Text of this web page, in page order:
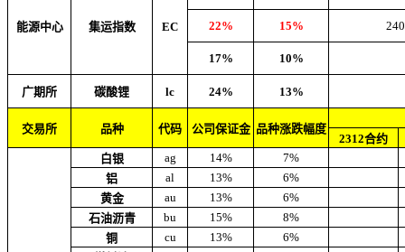
能源中心 集运指数 EC 22% 15%
17% 10%
广期所 碳酸锂 lc 24% 13%
交易所 品种 代码 公司保证金 品种涨跌幅度
2312合约
白银 ag 14%
7%
铝
al 13%
6%
黄金
au 13%
6%
石油沥青
bu 15%
8%
铜
cu 13%
6%